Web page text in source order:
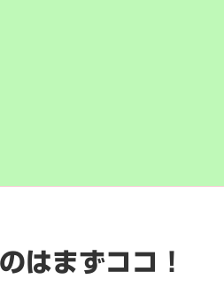
はまずココ！